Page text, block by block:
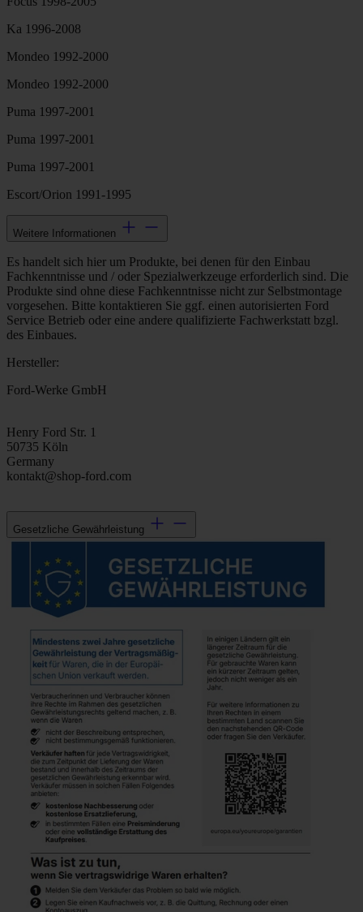
Ka 1996-2008
Mondeo 1992-2000
Mondeo 1992-2000
Puma 1997-2001
Puma 1997-2001
Puma 1997-2001
Escort/Orion 1991-1995
Weitere Informationen
Es handelt sich hier um Produkte, bei denen für den Einbau
Fachkenntnisse und / oder Spezialwerkzeuge erforderlich sind. Die
Produkte sind ohne diese Fachkenntnisse nicht zur Selbstmontage
vorgesehen. Bitte kontaktieren Sie ggf. einen autorisierten Ford
Service Betrieb oder eine andere qualifizierte Fachwerkstatt bzgl.
des Einbaues.
Hersteller:
Ford-Werke GmbH
Henry Ford Str. 1
50735 Köln
Germany
kontakt@shop-ford.com
Gesetzliche Gewährleistung